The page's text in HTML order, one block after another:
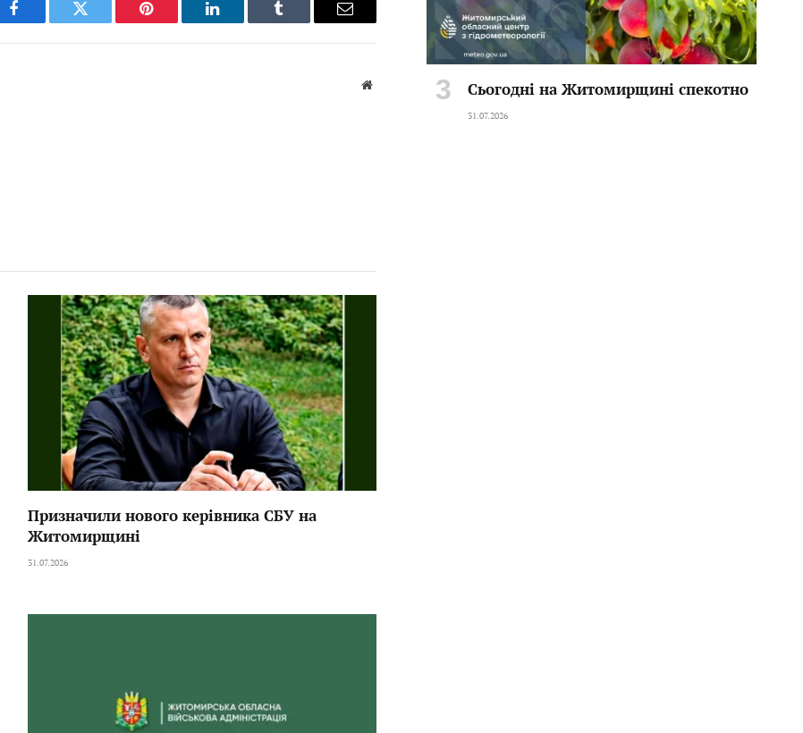
Facebook Twitter Pinterest LinkedIn Tumblr Email
Website
Призначили нового керівника СБУ на
Житомирщині
31.07.2026
Сьогодні на Житомирщині спекотно
31.07.2026